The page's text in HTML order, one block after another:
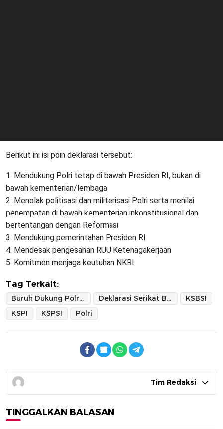
Berikut ini isi poin deklarasi tersebut:
1. Mendukung Polri tetap di bawah Presiden RI, bukan di
bawah kementerian/lembaga
2. Menolak politisasi dan militerisasi Polri serta menilai
penempatan di bawah kementerian inkonstitusional dan
bertentangan dengan Reformasi
3. Mendukung pemerintahan Presiden RI
4. Mendesak pengesahan RUU Ketenagakerjaan
5. Komitmen menjaga keutuhan NKRI
Tag Terkait:
Buruh Dukung Polri di Bawah Presiden Deklarasi Serikat Buruh
KSBSI
KSPI
KSPSI Polri
Tim Redaksi
TINGGALKAN BALASAN